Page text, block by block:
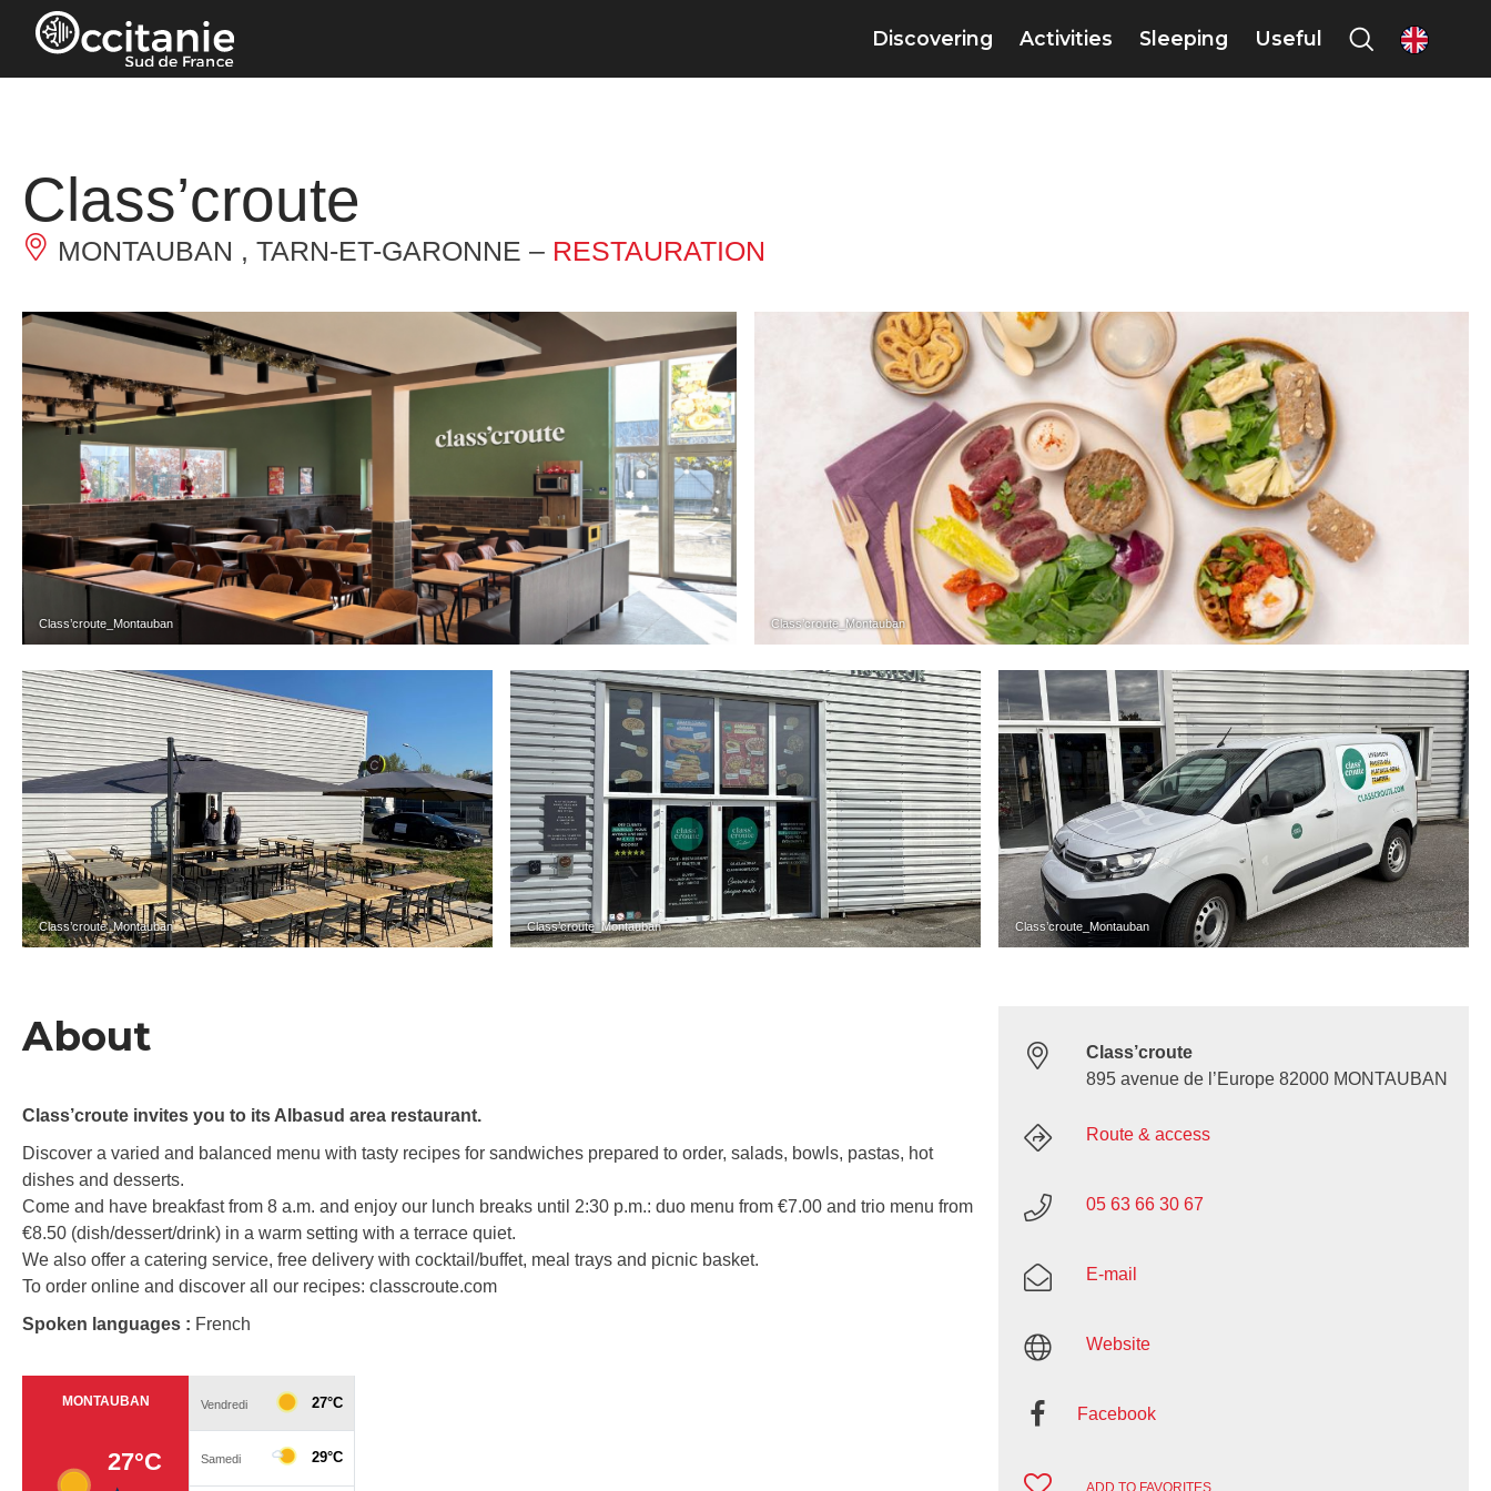
Cookies management panel
Discovering Activities Sleeping Useful en
Class’croute
MONTAUBAN , TARN-ET-GARONNE – RESTAURATION
Class’croute_Montauban Class’croute_Montauban
Class’croute_Montauban Class’croute_Montauban Class’croute_Montauban
About
Class’croute invites you to its Albasud area restaurant.
Discover a varied and balanced menu with tasty recipes for sandwiches prepared to order, salads, bowls, pastas, hot
dishes and desserts.
Come and have breakfast from 8 a.m. and enjoy our lunch breaks until 2:30 p.m.: duo menu from €7.00 and trio menu from
€8.50 (dish/dessert/drink) in a warm setting with a terrace quiet.
We also offer a catering service, free delivery with cocktail/buffet, meal trays and picnic basket.
To order online and discover all our recipes: classcroute.com
Spoken languages : French
Class’croute
895 avenue de l’Europe 82000 MONTAUBAN
Route & access
05 63 66 30 67
E-mail
Website
Facebook
ADD TO FAVORITES